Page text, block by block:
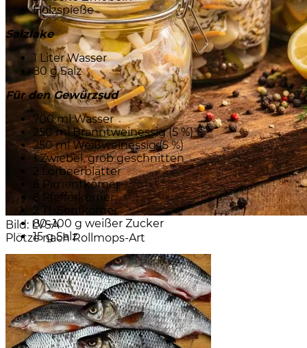
Bild: LVSA
Plötze nach Rollmops-Art
Holzspieße
Salzlake
1 Liter Wasser
80 g Salz
Für den Gewürzsud
700 ml Wasser
250 ml Branntweinessig (5 %)
250 ml Weißweinessig (5 %)
1 Zwiebel, grob geschnitten
2 Lorbeerblätter
6 Pimentkörner
8 Pfefferkörner
2 TL Senfkörner
80–100 g weißer Zucker
15 g Salz